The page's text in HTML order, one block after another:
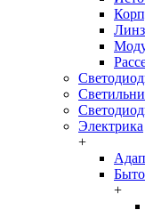
Электрика
+
+